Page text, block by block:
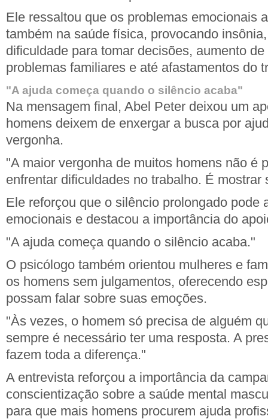
Ele ressaltou que os problemas emocionais
também na saúde física, provocando
dificuldade para tomar decisões, aumento
problemas familiares e até afastamentos do
"A ajuda começa quando o silêncio acaba"
Na mensagem final, Abel Peter deixou um
homens deixem de enxergar a busca por
vergonha.
"A maior vergonha de muitos homens não é
enfrentar dificuldades no trabalho. É mostrar
Ele reforçou que o silêncio prolongado pode
emocionais e destacou a importância do
"A ajuda começa quando o silêncio acaba."
O psicólogo também orientou mulheres e
os homens sem julgamentos, oferecendo
possam falar sobre suas emoções.
"Às vezes, o homem só precisa de alguém
sempre é necessário ter uma resposta. A
fazem toda a diferença."
A entrevista reforçou a importância da
conscientização sobre a saúde mental
para que mais homens procurem ajuda